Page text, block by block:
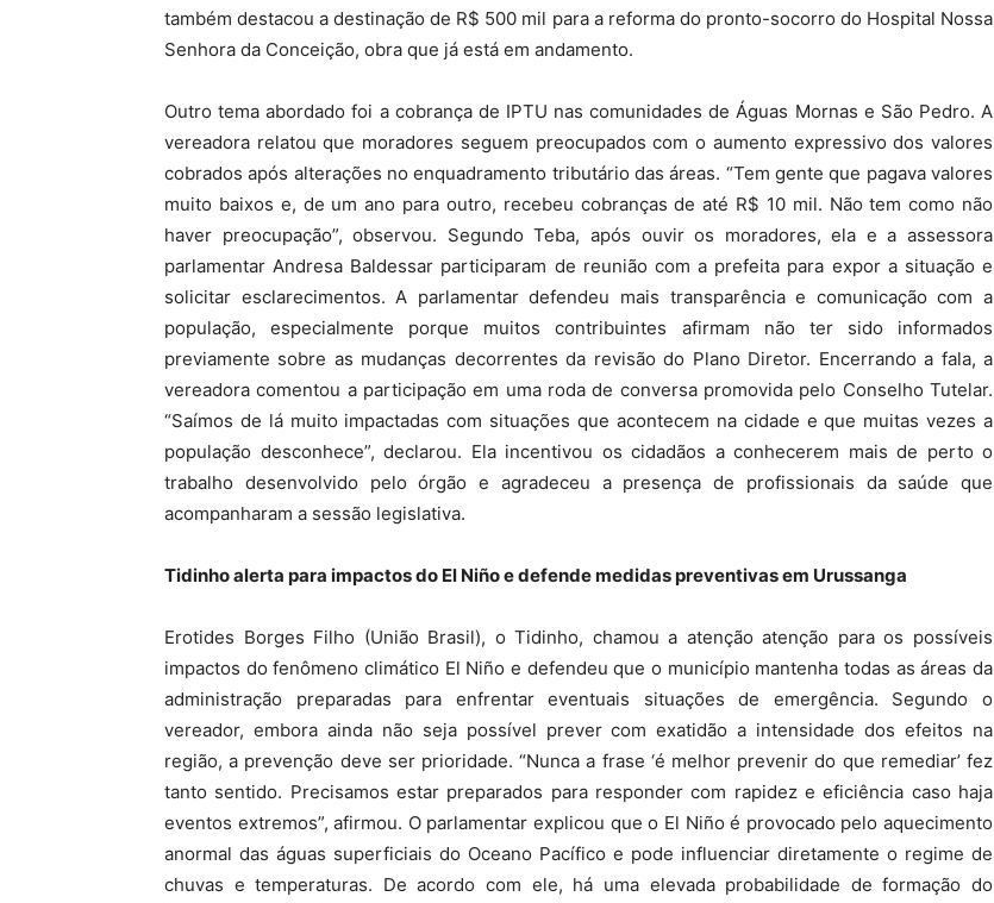
também destacou a destinação de R$ 500 mil para a reforma do pronto-socorro do Hospital Nossa
Senhora da Conceição, obra que já está em andamento.
Outro tema abordado foi a cobrança de IPTU nas comunidades de Águas Mornas e São Pedro. A
vereadora relatou que moradores seguem preocupados com o aumento expressivo dos valores
cobrados após alterações no enquadramento tributário das áreas. “Tem gente que pagava valores
muito baixos e, de um ano para outro, recebeu cobranças de até R$ 10 mil. Não tem como não
haver preocupação”, observou. Segundo Teba, após ouvir os moradores, ela e a assessora
parlamentar Andresa Baldessar participaram de reunião com a prefeita para expor a situação e
solicitar esclarecimentos. A parlamentar defendeu mais transparência e comunicação com a
população, especialmente porque muitos contribuintes afirmam não ter sido informados
previamente sobre as mudanças decorrentes da revisão do Plano Diretor. Encerrando a fala, a
vereadora comentou a participação em uma roda de conversa promovida pelo Conselho Tutelar.
“Saímos de lá muito impactadas com situações que acontecem na cidade e que muitas vezes a
população desconhece”, declarou. Ela incentivou os cidadãos a conhecerem mais de perto o
trabalho desenvolvido pelo órgão e agradeceu a presença de profissionais da saúde que
acompanharam a sessão legislativa.
Tidinho alerta para impactos do El Niño e defende medidas preventivas em Urussanga
Erotides Borges Filho (União Brasil), o Tidinho, chamou a atenção atenção para os possíveis
impactos do fenômeno climático El Niño e defendeu que o município mantenha todas as áreas da
administração preparadas para enfrentar eventuais situações de emergência. Segundo o
vereador, embora ainda não seja possível prever com exatidão a intensidade dos efeitos na
região, a prevenção deve ser prioridade. “Nunca a frase ‘é melhor prevenir do que remediar’ fez
tanto sentido. Precisamos estar preparados para responder com rapidez e eficiência caso haja
eventos extremos”, afirmou. O parlamentar explicou que o El Niño é provocado pelo aquecimento
anormal das águas superficiais do Oceano Pacífico e pode influenciar diretamente o regime de
chuvas e temperaturas. De acordo com ele, há uma elevada probabilidade de formação do